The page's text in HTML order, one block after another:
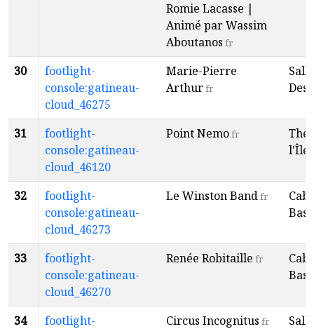
Romie Lacasse |
Animé par Wassim
Aboutanos fr
30
footlight-
console:gatineau-
cloud_46275
Marie-Pierre
Arthurfr
31
footlight-
console:gatineau-
cloud_46120
Point Nemofr
l'Île
32
footlight-
console:gatineau-
cloud_46273
Le Winston Bandfr
33
footlight-
console:gatineau-
cloud_46270
Renée Robitaille fr
34
footlight-
Circus Incognitus fr